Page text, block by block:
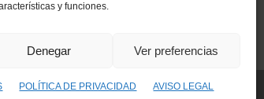
y funciones.
Denegar Ver preferencias
POLÍTICA DE PRIVACIDAD AVISO LEGAL